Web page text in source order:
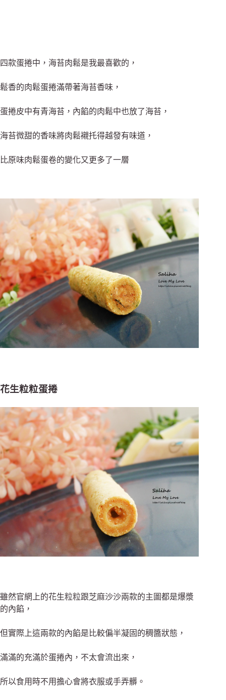
四款蛋捲中，海苔肉鬆是我最喜歡的，
鬆香的肉鬆蛋捲滿帶著海苔香味，
蛋捲皮中有青海苔，內餡的肉鬆中也放了海苔，
海苔微甜的香味將肉鬆襯托得越發有味道，
比原味肉鬆蛋卷的變化又更多了一層
花生粒粒蛋捲
雖然官網上的花生粒粒跟芝麻沙沙兩款的主圖都是爆漿
的內餡，
但實際上這兩款的內餡是比較偏半凝固的稠醬狀態，
滿滿的充滿於蛋捲內，不太會流出來，
所以食用時不用擔心會將衣服或手弄髒。